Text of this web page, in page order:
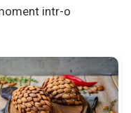
intr-o